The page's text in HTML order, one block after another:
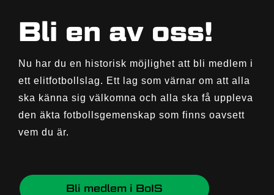
Bli en av oss!
Nu har du en historisk möjlighet att bli medlem i
ett elitfotbollslag. Ett lag som värnar om att alla
ska känna sig välkomna och alla ska få uppleva
den äkta fotbollsgemenskap som finns oavsett
vem du är.
Bli medlem i BoIS